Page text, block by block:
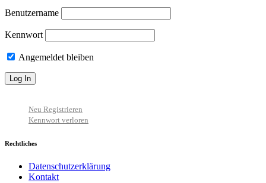
Benutzername
Kennwort
Angemeldet bleiben
Neu Registrieren
Kennwort verloren
Rechtliches
Datenschutzerklärung
Kontakt